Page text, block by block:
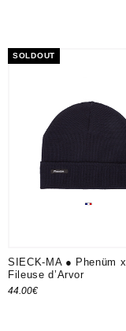
SOLDOUT
SIECK-MA ● Phenüm x
Fileuse d’Arvor
44.00€